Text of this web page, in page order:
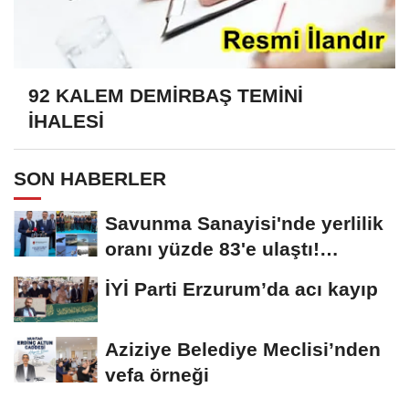
92 KALEM DEMİRBAŞ TEMİNİ
İHALESİ
SON HABERLER
Savunma Sanayisi'nde yerlilik
oranı yüzde 83'e ulaştı!
Erzurum da...
İYİ Parti Erzurum’da acı kayıp
Aziziye Belediye Meclisi’nden
vefa örneği